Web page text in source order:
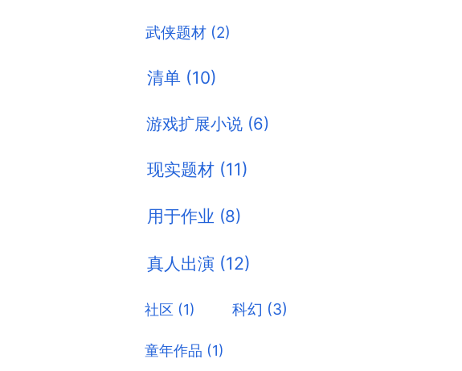
武侠题材(2)
清单(10)
游戏扩展小说 (6)
现实题材 (11)
用于作业 (8)
真人出演 (12)
社区 (1) 科幻 (3)
童年作品 (1)